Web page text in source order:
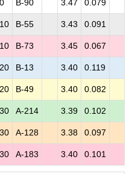
0 B-90 3.47 0.079
10 B-55 3.43 0.091
10 B-73 3.45 0.067
20 B-13 3.40 0.119
20 B-49 3.40 0.082
30 A-214 3.39 0.102
30 A-128 3.38 0.097
30 A-183 3.40 0.101